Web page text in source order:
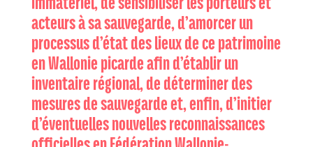
acteurs à sa sauvegarde, d’amorcer un
processus d’état des lieux de ce patrimoine
en Wallonie picarde afin d’établir un
inventaire régional, de déterminer des
mesures de sauvegarde et, enfin, d’initier
d’éventuelles nouvelles reconnaissances